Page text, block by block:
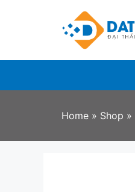
Home » Shop »